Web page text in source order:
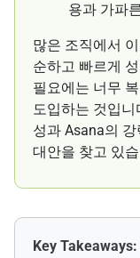
용과 가파
많은 조직에서
순하고 빠르게
필요에는 너무
도입하는 것입
성과 Asana의
대안을 찾고 있
Key Takeaways: